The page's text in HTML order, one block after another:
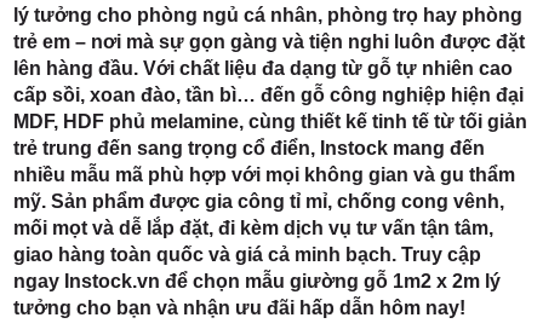
lý tưởng cho phòng ngủ cá nhân, phòng trọ hay phòng
trẻ em – nơi mà sự gọn gàng và tiện nghi luôn được đặt
lên hàng đầu. Với chất liệu đa dạng từ gỗ tự nhiên cao
cấp sồi, xoan đào, tần bì… đến gỗ công nghiệp hiện đại
MDF, HDF phủ melamine, cùng thiết kế tinh tế từ tối giản
trẻ trung đến sang trọng cổ điển, Instock mang đến
nhiều mẫu mã phù hợp với mọi không gian và gu thẩm
mỹ. Sản phẩm được gia công tỉ mỉ, chống cong vênh,
mối mọt và dễ lắp đặt, đi kèm dịch vụ tư vấn tận tâm,
giao hàng toàn quốc và giá cả minh bạch. Truy cập
ngay Instock.vn để chọn mẫu giường gỗ 1m2 x 2m lý
tưởng cho bạn và nhận ưu đãi hấp dẫn hôm nay!